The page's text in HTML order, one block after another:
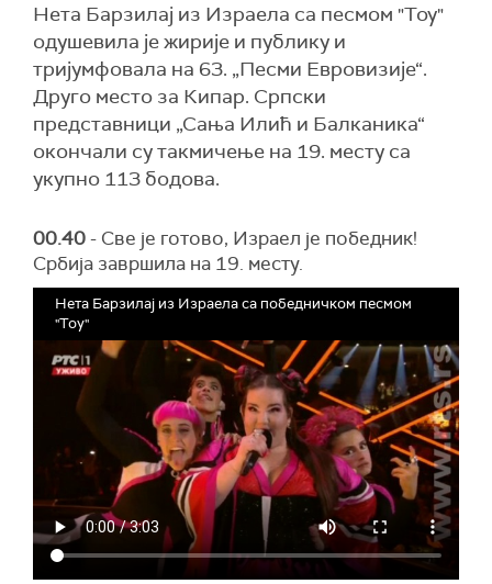
Нета Барзилај из Израела са песмом "Toy"
одушевила је жирије и публику и
тријумфовала на 63. „Песми Евровизије“.
Друго место за Кипар. Српски
представници „Сања Илић и Балканика“
окончали су такмичење на 19. месту са
укупно 113 бодова.
00.40- Све је готово, Израел је победник!
Србија завршила на 19. месту.
Нета Барзилај из Израела са победничком песмом
"Toy"